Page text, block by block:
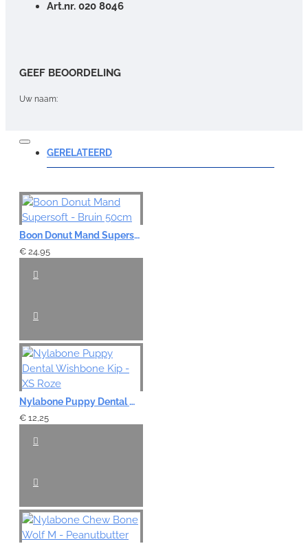
Art.nr. 020 8046
GEEF BEOORDELING
Uw naam:
Opmerking:
Note: HTML-code wordt niet vertaald!
Waardering:
GERELATEERD
Boon Donut Mand Supersoft - Bruin 50cm
€ 24,95
Nylabone Puppy Dental Wishbone Kip - XS Roze
€ 12,25